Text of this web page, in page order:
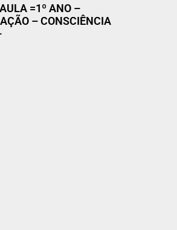
=1º ANO –
– CONSCIÊNCIA